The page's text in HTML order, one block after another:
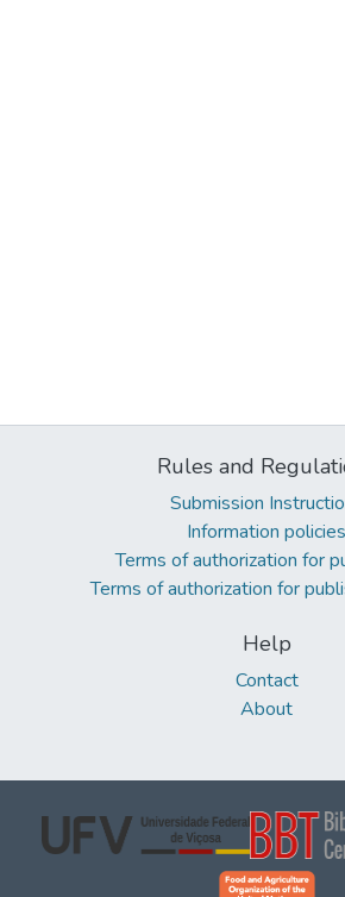
Rules and
Submission
Information policies
Terms of authorization for
Terms of authorization for
Help
Contact
About